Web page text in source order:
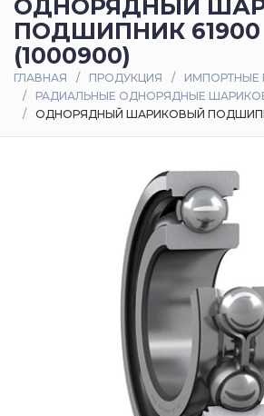
Оплата
и
доставка
ОДНОРЯДНЫЙ
ПОДШИПНИК 61900
(1000900)
ГЛАВНАЯ ПРОДУКЦИЯ
РАДИАЛЬНЫЕ ОДНОРЯДНЫЕ
ОДНОРЯДНЫЙ ШАРИКОВЫЙ